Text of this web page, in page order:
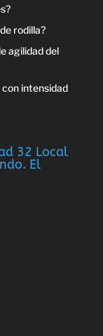
rodilla?
agilidad del
intensidad
32 Local
El